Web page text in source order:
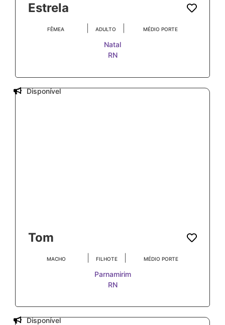
Estrela
FÊMEA ADULTO MÉDIO PORTE
Natal
RN
Tom
MACHO FILHOTE MÉDIO PORTE
Parnamirim
RN
Disponível
Disponível